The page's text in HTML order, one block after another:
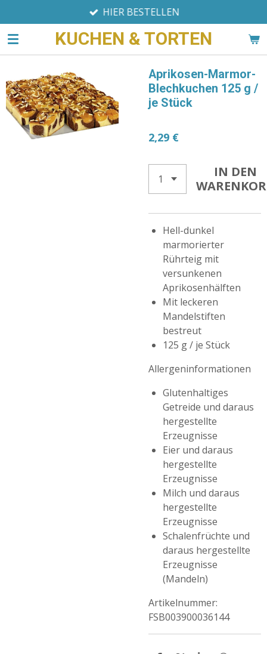
Hauptinhalt
springen
KUCHEN & TORTEN
HIER BESTELLEN
Aprikosen-Marmor-
Blechkuchen 125 g /
je Stück
2,29 €
IN DEN
Hell-dunkel
marmorierter
Rührteig mit
versunkenen
Aprikosenhälften
Mit leckeren
Mandelstiften
bestreut
125 g / je Stück
Allergeninformationen
Glutenhaltiges
Getreide und daraus
hergestellte
Erzeugnisse
Eier und daraus
hergestellte
Erzeugnisse
Milch und daraus
hergestellte
Erzeugnisse
Schalenfrüchte und
daraus hergestellte
Erzeugnisse
(Mandeln)
Artikelnummer:
FSB003900036144